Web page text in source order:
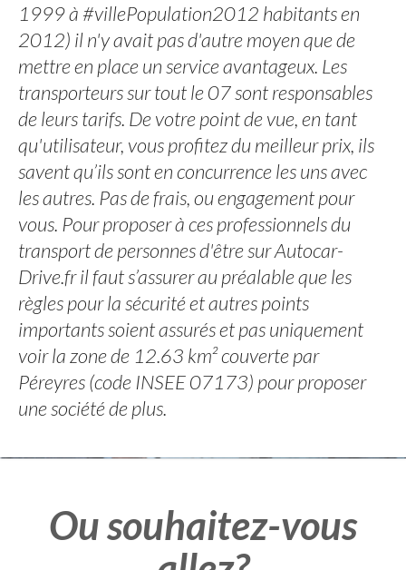
1999 à #villePopulation2012 habitants en
2012) il n'y avait pas d'autre moyen que de
mettre en place un service avantageux. Les
transporteurs sur tout le 07 sont responsables
de leurs tarifs. De votre point de vue, en tant
qu'utilisateur, vous profitez du meilleur prix, ils
savent qu’ils sont en concurrence les uns avec
les autres. Pas de frais, ou engagement pour
vous. Pour proposer à ces professionnels du
transport de personnes d'être sur Autocar-
Drive.fr il faut s’assurer au préalable que les
règles pour la sécurité et autres points
importants soient assurés et pas uniquement
voir la zone de 12.63 km² couverte par
Péreyres (code INSEE 07173) pour proposer
une société de plus.
Ou souhaitez-vous